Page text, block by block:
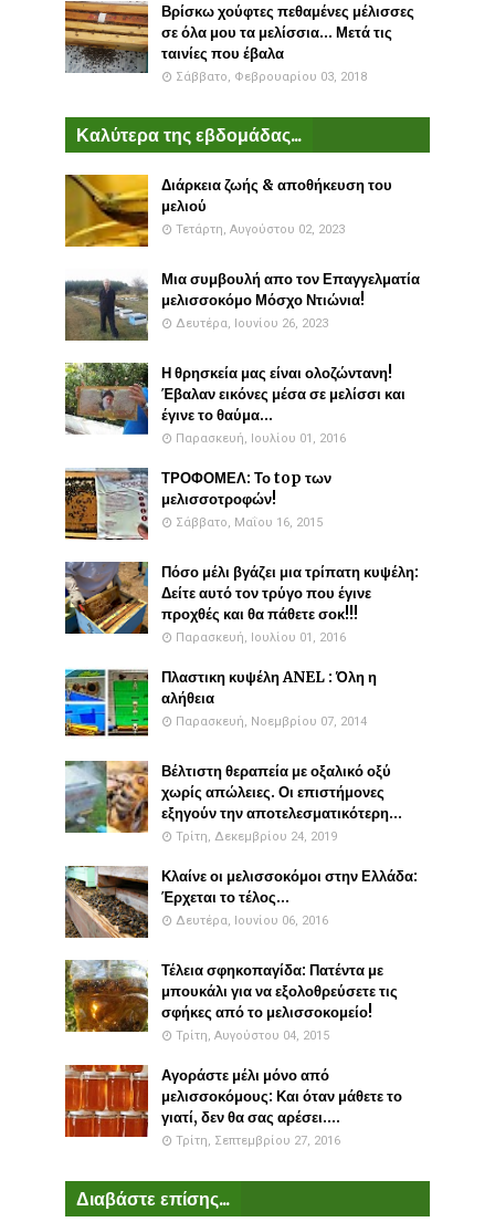
Βρίσκω χούφτες πεθαμένες μέλισσες
σε όλα μου τα μελίσσια... Μετά τις
ταινίες που έβαλα
Σάββατο, Φεβρουαρίου 03, 2018
Καλύτερα της εβδομάδας...
Διάρκεια ζωής & αποθήκευση του
μελιού
Τετάρτη, Αυγούστου 02, 2023
Μια συμβουλή απο τον Επαγγελματία
μελισσοκόμο Μόσχο Ντιώνια!
Δευτέρα, Ιουνίου 26, 2023
Η θρησκεία μας είναι ολοζώντανη!
Έβαλαν εικόνες μέσα σε μελίσσι και
έγινε το θαύμα...
Παρασκευή, Ιουλίου 01, 2016
ΤΡΟΦΟΜΕΛ: Το top των
μελισσοτροφών!
Σάββατο, Μαΐου 16, 2015
Πόσο μέλι βγάζει μια τρίπατη κυψέλη:
Δείτε αυτό τον τρύγο που έγινε
προχθές και θα πάθετε σοκ!!!
Παρασκευή, Ιουλίου 01, 2016
Πλαστικη κυψέλη ANEL : Όλη η
αλήθεια
Παρασκευή, Νοεμβρίου 07, 2014
Βέλτιστη θεραπεία με οξαλικό οξύ
χωρίς απώλειες. Οι επιστήμονες
εξηγούν την αποτελεσματικότερη...
Τρίτη, Δεκεμβρίου 24, 2019
Κλαίνε οι μελισσοκόμοι στην Ελλάδα:
Έρχεται το τέλος...
Δευτέρα, Ιουνίου 06, 2016
Τέλεια σφηκοπαγίδα: Πατέντα με
μπουκάλι για να εξολοθρεύσετε τις
σφήκες από το μελισσοκομείο!
Τρίτη, Αυγούστου 04, 2015
Αγοράστε μέλι μόνο από
μελισσοκόμους: Και όταν μάθετε το
γιατί, δεν θα σας αρέσει....
Τρίτη, Σεπτεμβρίου 27, 2016
Διαβάστε επίσης...